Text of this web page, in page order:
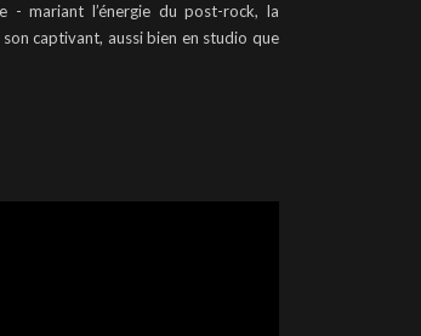
- mariant l’énergie du post-rock, la
captivant, aussi bien en studio que